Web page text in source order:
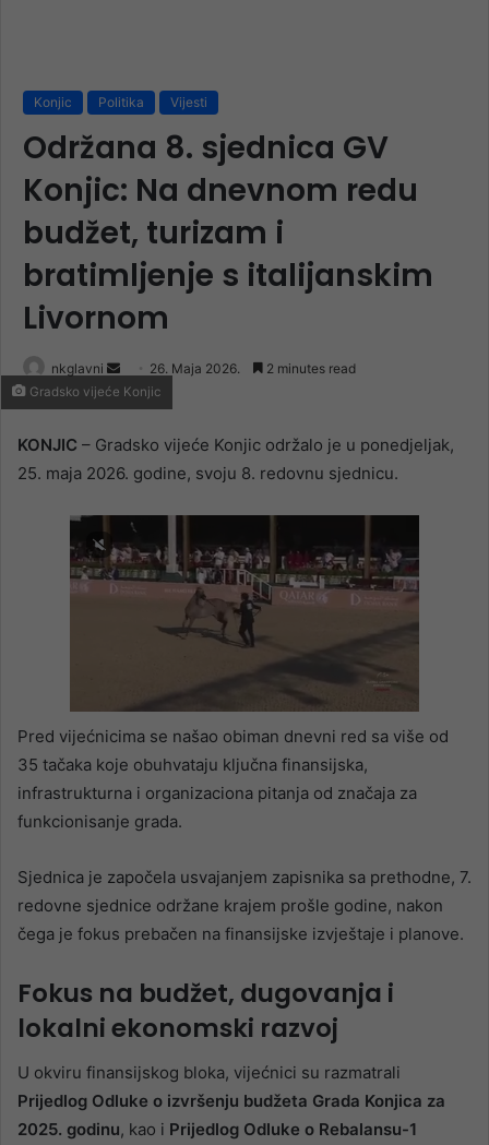
Konjic Politika Vijesti
Održana 8. sjednica GV
Konjic: Na dnevnom redu
budžet, turizam i
bratimljenje s italijanskim
Livornom
nkglavni
Send
an
26. Maja 2026. 2 minutes read
Gradsko vijeće Konjic
KONJIC – Gradsko vijeće Konjic održalo je u ponedjeljak,
25. maja 2026. godine, svoju 8. redovnu sjednicu.
Pred vijećnicima se našao obiman dnevni red sa više od
35 tačaka koje obuhvataju ključna finansijska,
infrastrukturna i organizaciona pitanja od značaja za
funkcionisanje grada.
Sjednica je započela usvajanjem zapisnika sa prethodne, 7.
redovne sjednice održane krajem prošle godine, nakon
čega je fokus prebačen na finansijske izvještaje i planove.
Fokus na budžet, dugovanja i
lokalni ekonomski razvoj
U okviru finansijskog bloka, vijećnici su razmatrali
Prijedlog Odluke o izvršenju budžeta Grada Konjica za
2025. godinu, kao i Prijedlog Odluke o Rebalansu-1